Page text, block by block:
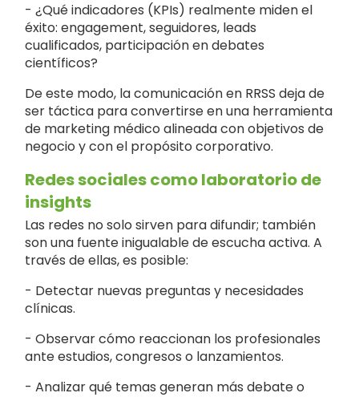
- ¿Qué indicadores (KPIs) realmente miden el
éxito: engagement, seguidores, leads
cualificados, participación en debates
científicos?
De este modo, la comunicación en RRSS deja de
ser táctica para convertirse en una herramienta
de marketing médico alineada con objetivos de
negocio y con el propósito corporativo.
Redes sociales como laboratorio de
insights
Las redes no solo sirven para difundir; también
son una fuente inigualable de escucha activa. A
través de ellas, es posible:
- Detectar nuevas preguntas y necesidades
clínicas.
- Observar cómo reaccionan los profesionales
ante estudios, congresos o lanzamientos.
- Analizar qué temas generan más debate o